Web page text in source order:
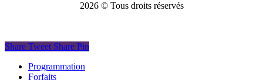
2026© Tous droits réservés
Share Tweet Share Pin
Close
Menu
Programmation
Forfaits